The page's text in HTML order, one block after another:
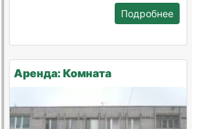
Подробнее
Аренда: Комната